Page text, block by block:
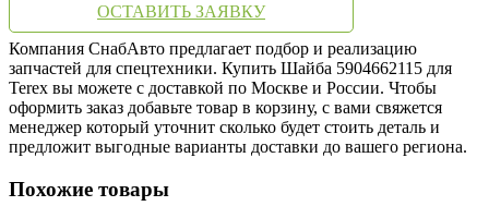
ОСТАВИТЬ ЗАЯВКУ
Компания СнабАвто предлагает подбор и реализацию
запчастей для спецтехники. Купить Шайба 5904662115 для
Terex вы можете с доставкой по Москве и России. Чтобы
оформить заказ добавьте товар в корзину, с вами свяжется
менеджер который уточнит сколько будет стоить деталь и
предложит выгодные варианты доставки до вашего региона.
Похожие товары